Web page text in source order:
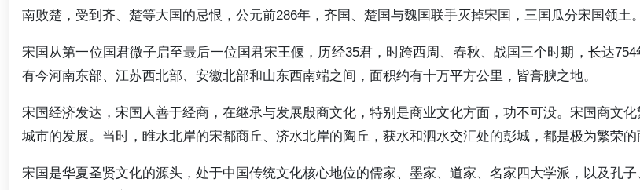
南败楚，受到齐、楚等大国的忌恨，公元前286年，齐国、楚国与魏国联手灭掉宋国，三国瓜分宋国领土。
宋国从第一位国君微子启至最后一位国君宋王偃，历经35君，时跨西周、春秋、战国三个时期，长达
有今河南东部、江苏西北部、安徽北部和山东西南端之间，面积约有十万平方公里，皆膏腴之地。
宋国经济发达，宋国人善于经商，在继承与发展殷商文化，特别是商业文化方面，功不可没。宋国商文
城市的发展。当时，睢水北岸的宋都商丘、济水北岸的陶丘，获水和泗水交汇处的彭城，都是极为繁荣的
宋国是华夏圣贤文化的源头，处于中国传统文化核心地位的儒家、墨家、道家、名家四大学派，以及孔